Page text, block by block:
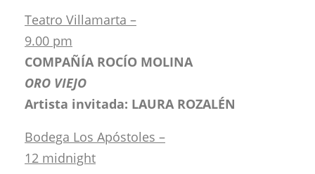
Teatro Villamarta –
9.00 pm
COMPAÑÍA ROCÍO MOLINA
ORO VIEJO
Artista invitada: LAURA ROZALÉN
Bodega Los Apóstoles –
12 midnight